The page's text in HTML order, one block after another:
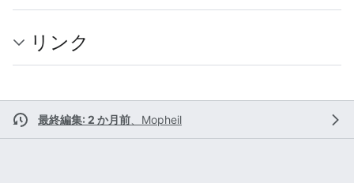
リンク
最終編集: 2 か月前 Mopheil